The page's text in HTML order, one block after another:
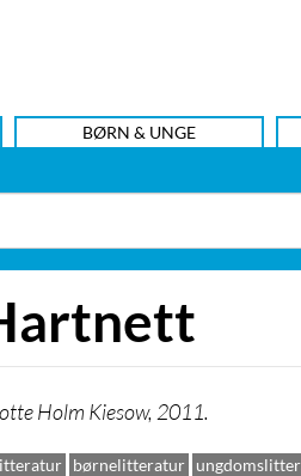
BØRN & UNGE
Holm Kiesow, 2011.
børnelitteratur